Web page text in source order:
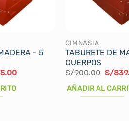
la
página
de
producto
– 5
El
actual
GIMNASIA
TABURETE DE
CUERPOS
S/900.00 El
era:
S/
AÑADIR AL